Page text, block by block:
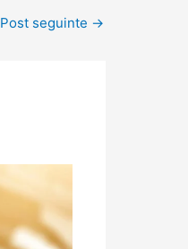
Post seguinte →